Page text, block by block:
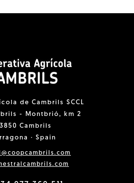
de Cambrils SCCL
- Montbrió, km 2
Cambrils
· Spain